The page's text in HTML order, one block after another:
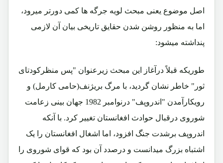
اصل موضوع یعنی مبحث لویه جرگه ها کمی دورتر میرود،
اما به منظور روشن شدن حقایق تاریخی بیان آن لازمی
پنداشته میشود:
طوریکه قبلاً درآغاز این مبحث زیرعنوان "پس منظرکودتای
ثور" خاطر نشان گردید، با مرگ بریژنف(حامی کارمل) و
رویکارآمدن "اندروپف" درنوامبر 1982 جهان بینی زعامت
شوروی درقبال حوادث افغانستان تغییر کرد. با آنکه
اندروپف برشدت جنگ افزود، اما اشغال افغانستان را یک
اشتباه بزرگ میدانست و درصدد آن بود که قوای شوروی را